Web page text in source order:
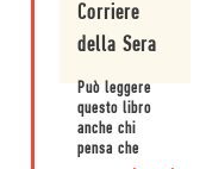
Corriere
della Sera
Può leggere
questo libro
anche chi
pensa che